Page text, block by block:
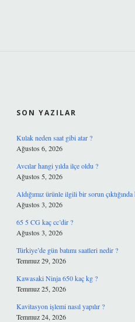
SON YAZILAR
Kulak neden saat gibi atar ?
Ağustos 6, 2026
Avcılar hangi yılda ilçe oldu ?
Ağustos 5, 2026
Aldığımız ürünle ilgili bir sorun
Ağustos 3, 2026
65 5 CG kaç cc’dir ?
Ağustos 3, 2026
Türkiye’de gün batımı saatleri nedir ?
Temmuz 29, 2026
Kawasaki Ninja 650 kaç kg ?
Temmuz 25, 2026
Kavitasyon işlemi nasıl yapılır ?
Temmuz 24, 2026